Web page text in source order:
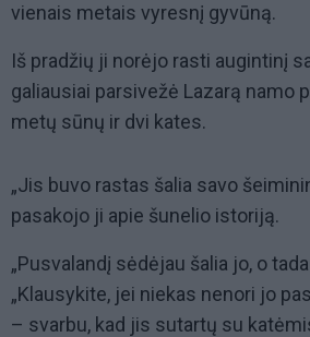
vienais metais vyresnį gyvūną.
Iš pradžių ji norėjo rasti augintinį
galiausiai parsivežė Lazarą namo
metų sūnų ir dvi kates.
„Jis buvo rastas šalia savo
pasakojo ji apie šunelio istoriją.
„Pusvalandį sėdėjau šalia jo, o
„Klausykite, jei niekas nenori jo
– svarbu, kad jis sutartų su